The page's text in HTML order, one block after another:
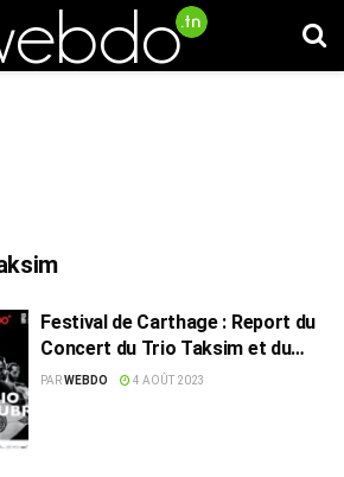
Festival de Carthage : Report du
Concert du Trio Taksim et du
Trio Joubran
PARWEBDO 4 AOÛT 2023